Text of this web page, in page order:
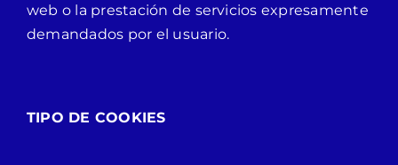
web o la prestación de servicios expresamente
demandados por el usuario.
TIPO DE COOKIES